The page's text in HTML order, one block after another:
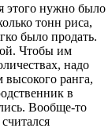
этого нужно было
тонн риса,
было продать.
Чтобы им
надо
ранга,
в
Вообще-то